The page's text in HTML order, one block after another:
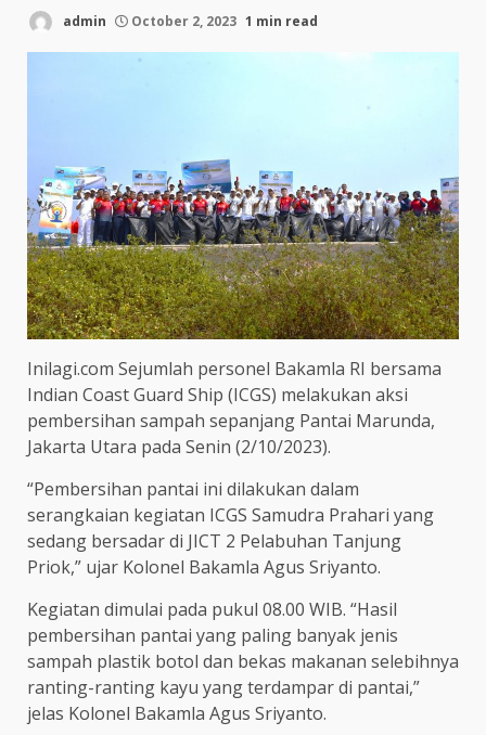
admin October 2, 2023 1 min read
Inilagi.com Sejumlah personel Bakamla RI bersama
Indian Coast Guard Ship (ICGS) melakukan aksi
pembersihan sampah sepanjang Pantai Marunda,
Jakarta Utara pada Senin (2/10/2023).
“Pembersihan pantai ini dilakukan dalam
serangkaian kegiatan ICGS Samudra Prahari yang
sedang bersadar di JICT 2 Pelabuhan Tanjung
Priok,” ujar Kolonel Bakamla Agus Sriyanto.
Kegiatan dimulai pada pukul 08.00 WIB. “Hasil
pembersihan pantai yang paling banyak jenis
sampah plastik botol dan bekas makanan selebihnya
ranting-ranting kayu yang terdampar di pantai,”
jelas Kolonel Bakamla Agus Sriyanto.